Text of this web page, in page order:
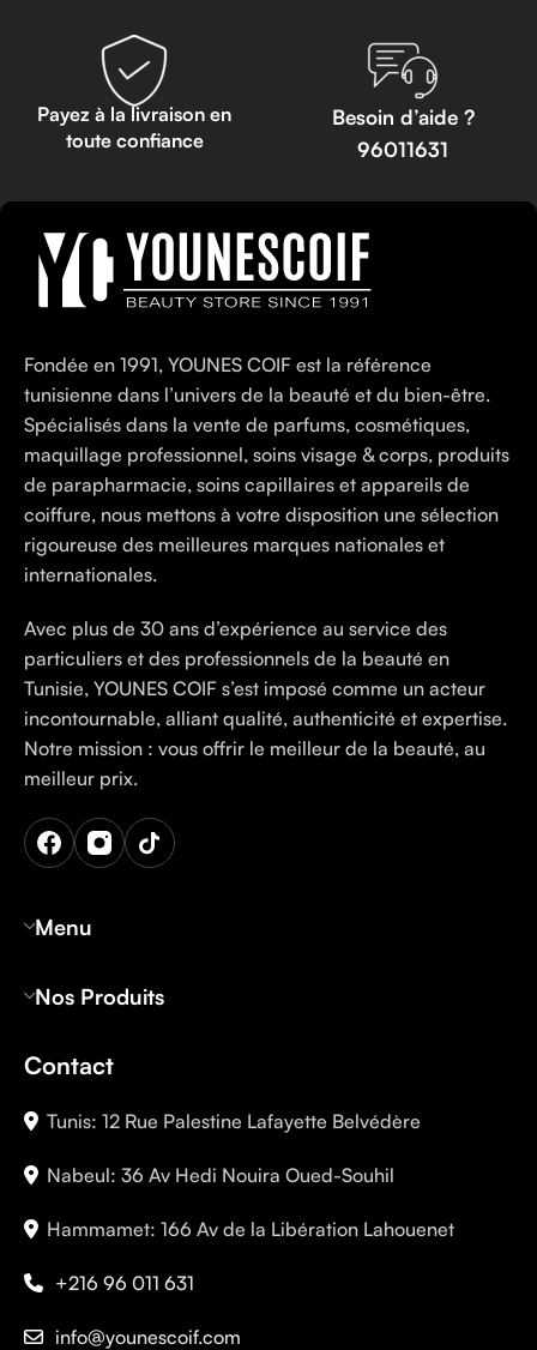
Payez à la livraison en
toute confiance
Besoin d’aide ?
96011631
Fondée en 1991, YOUNES COIF est la référence
tunisienne dans l’univers de la beauté et du bien-être.
Spécialisés dans la vente de parfums, cosmétiques,
maquillage professionnel, soins visage & corps, produits
de parapharmacie, soins capillaires et appareils de
coiffure, nous mettons à votre disposition une sélection
rigoureuse des meilleures marques nationales et
internationales.
Avec plus de 30 ans d’expérience au service des
particuliers et des professionnels de la beauté en
Tunisie, YOUNES COIF s’est imposé comme un acteur
incontournable, alliant qualité, authenticité et expertise.
Notre mission : vous offrir le meilleur de la beauté, au
meilleur prix.
Menu
Nos Produits
Contact
Tunis: 12 Rue Palestine Lafayette Belvédère
Nabeul: 36 Av Hedi Nouira Oued-Souhil
Hammamet: 166 Av de la Libération Lahouenet
+216 96 011 631
info@younescoif.com